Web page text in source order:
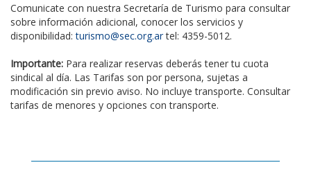
Comunicate con nuestra Secretaría de Turismo para consultar
sobre información adicional, conocer los servicios y
disponibilidad:turismo@sec.org.artel: 4359-5012.
Importante: Para realizar reservas deberás tener tu cuota
sindical al día. Las Tarifas son por persona, sujetas a
modificación sin previo aviso. No incluye transporte. Consultar
tarifas de menores y opciones con transporte.